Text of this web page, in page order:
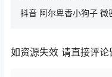
抖音 阿尔卑香小狗子
如资源失效 请直接评